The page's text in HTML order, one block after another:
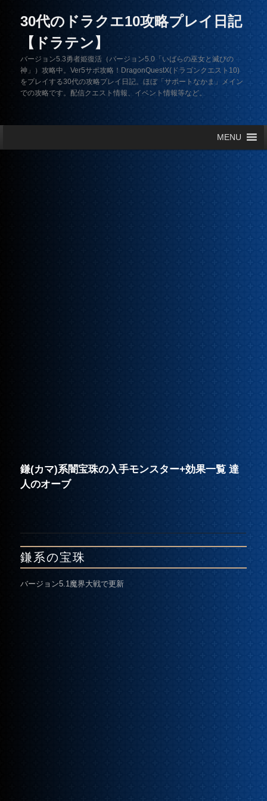
30代のドラクエ10攻略プレイ日記
【ドラテン】
バージョン5.3勇者姫復活（バージョン5.0「いばらの巫女と滅びの
神」）攻略中。Ver5サポ攻略！DragonQuestX(ドラゴンクエスト10)
をプレイする30代の攻略プレイ日記。ほぼ「サポートなかま」メイン
での攻略です。配信クエスト情報、イベント情報等など。
MENU
鎌(カマ)系闇宝珠の入手モンスター+効果一覧 達
人のオーブ
鎌系の宝珠
バージョン5.1魔界大戦で更新